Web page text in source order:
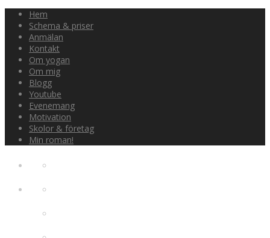
Hem
Schema & priser
Anmälan
Kontakt
Om yogan
Om mig
Blogg
Youtube
Evenemang
Motivation
Skolor & företag
Min roman!